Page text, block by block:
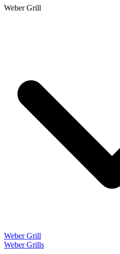
Weber Grill
Weber Grill
Weber Grills